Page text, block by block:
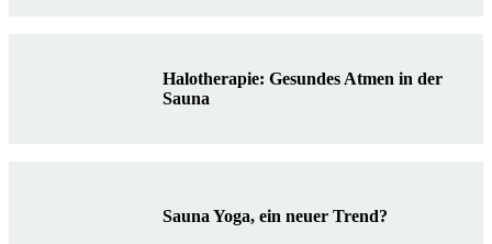
Halotherapie: Gesundes Atmen in der
Sauna
Sauna Yoga, ein neuer Trend?